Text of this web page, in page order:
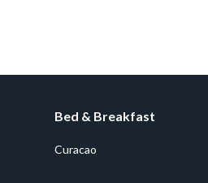
Bed & Breakfast
Curacao